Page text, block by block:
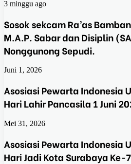
3 minggu ago
Sosok sekcam Ra’as
M.A.P. Sabar dan Disiplin
Nonggunong Sepudi.
Juni 1, 2026
Asosiasi Pewarta Indonesia
Hari Lahir Pancasila 1 Juni
Mei 31, 2026
Asosiasi Pewarta Indonesia
Hari Jadi Kota Surabaya Ke-